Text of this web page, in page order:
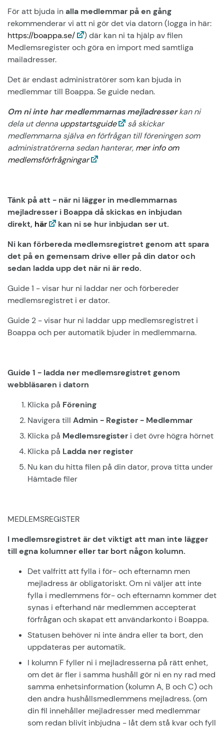
För att bjuda inalla medlemmar på en gång
rekommenderar vi att ni gör det via datorn (logga in här:
https://boappa.se/
) där kan ni ta hjälp av filen
Medlemsregister och göra en import med samtliga
mailadresser.
Det är endast administratörer som kan bjuda in
medlemmar till Boappa. Se guide nedan.
Om ni inte har medlemmarnas mejladresserkan ni
dela ut denna uppstartsguide
så skickar
medlemmarna själva en förfrågan till föreningen som
administratörerna sedan hanterar, mer info om
medlemsförfrågningar
Tänk på att - när ni lägger in medlemmarnas
mejladresser i Boappa då skickas en inbjudan
direkt, här
kan ni se hur inbjudan ser ut.
Ni kan förbereda medlemsregistret genom att spara
det på en gemensam drive eller på din dator och
sedan ladda upp det när ni är redo.
Guide 1 - visar hur ni laddar ner och förbereder
medlemsregistret i er dator.
Guide 2 - visar hur ni laddar upp medlemsregistret i
Boappa och per automatik bjuder in medlemmarna.
Guide 1 - ladda ner medlemsregistret genom
webbläsaren i datorn
Klicka på Förening
Navigera till Admin - Register - Medlemmar
Klicka på Medlemsregister i det övre högra hörnet
Klicka på Ladda ner register
Nu kan du hitta filen på din dator, prova titta under
Hämtade filer
MEDLEMSREGISTER
I medlemsregistret är det viktigt att man inte lägger
till egna kolumner eller tar bort någon kolumn.
Det valfritt att fylla i för- och efternamn men
mejladress är obligatoriskt. Om ni väljer att inte
fylla i medlemmens för- och efternamn kommer det
synas i efterhand när medlemmen accepterat
förfrågan och skapat ett användarkonto i Boappa.
Statusen behöver ni inte ändra eller ta bort, den
uppdateras per automatik.
I kolumn F fyller ni i mejladresserna på rätt enhet,
om det är fler i samma hushåll gör ni en ny rad med
samma enhetsinformation (kolumn A, B och C) och
den andra hushållsmedlemmens mejladress. (om
din fil innehåller mejladresser med medlemmar
som redan blivit inbjudna - låt dem stå kvar och fyll